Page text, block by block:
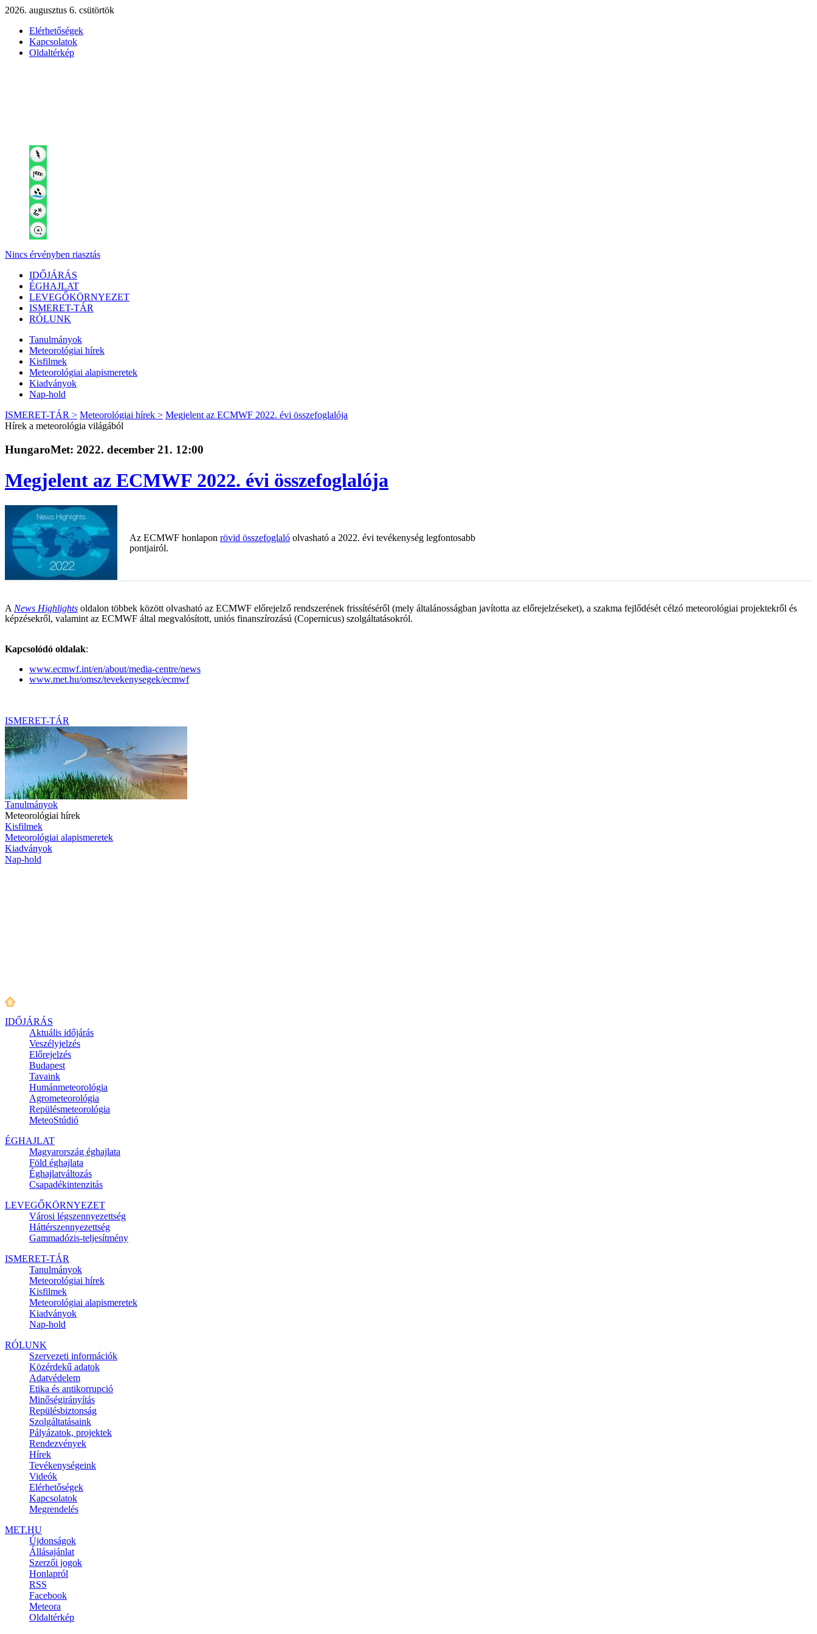
2026. augusztus 6. csütörtök
Elérhetőségek
Kapcsolatok
Oldaltérkép
Nincs érvényben riasztás
IDŐJÁRÁS
ÉGHAJLAT
LEVEGŐKÖRNYEZET
ISMERET-TÁR
RÓLUNK
Tanulmányok
Meteorológiai hírek
Kisfilmek
Meteorológiai alapismeretek
Kiadványok
Nap-hold
ISMERET-TÁR > Meteorológiai hírek > Megjelent az ECMWF 2022. évi összefoglalója
Hírek a meteorológia világából
HungaroMet: 2022. december 21. 12:00
Megjelent az ECMWF 2022. évi összefoglalója
Az ECMWF honlapon rövid összefoglaló olvasható a 2022. évi tevékenység legfontosabb
pontjairól.
A News Highlights oldalon többek között olvasható az ECMWF előrejelző rendszerének frissítéséről (mely általánosságban javította az előrejelzéseket), a szakma fejlődését célzó meteorológiai projektekről és
képzésekről, valamint az ECMWF által megvalósított, uniós finanszírozású (Copernicus) szolgáltatásokról.
Kapcsolódó oldalak:
www.ecmwf.int/en/about/media-centre/news
www.met.hu/omsz/tevekenysegek/ecmwf
ISMERET-TÁR
Tanulmányok
Meteorológiai hírek
Kisfilmek
Meteorológiai alapismeretek
Kiadványok
Nap-hold
IDŐJÁRÁS
Aktuális időjárás
Veszélyjelzés
Előrejelzés
Budapest
Tavaink
Humánmeteorológia
Agrometeorológia
Repülésmeteorológia
MeteoStúdió
ÉGHAJLAT
Magyarország éghajlata
Föld éghajlata
Éghajlatváltozás
Csapadékintenzitás
LEVEGŐKÖRNYEZET
Városi légszennyezettség
Háttérszennyezettség
Gammadózis-teljesítmény
ISMERET-TÁR
Tanulmányok
Meteorológiai hírek
Kisfilmek
Meteorológiai alapismeretek
Kiadványok
Nap-hold
RÓLUNK
Szervezeti információk
Közérdekű adatok
Adatvédelem
Etika és antikorrupció
Minőségirányítás
Repülésbiztonság
Szolgáltatásaink
Pályázatok, projektek
Rendezvények
Hírek
Tevékenységeink
Videók
Elérhetőségek
Kapcsolatok
Megrendelés
MET.HU
Újdonságok
Állásajánlat
Szerzői jogok
Honlapról
RSS
Facebook
Meteora
Oldaltérkép